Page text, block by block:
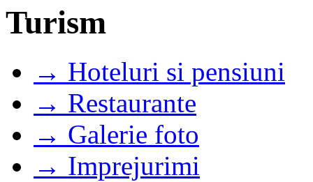
Turism
→ Hoteluri si pensiuni
→ Restaurante
→ Galerie foto
→ Imprejurimi